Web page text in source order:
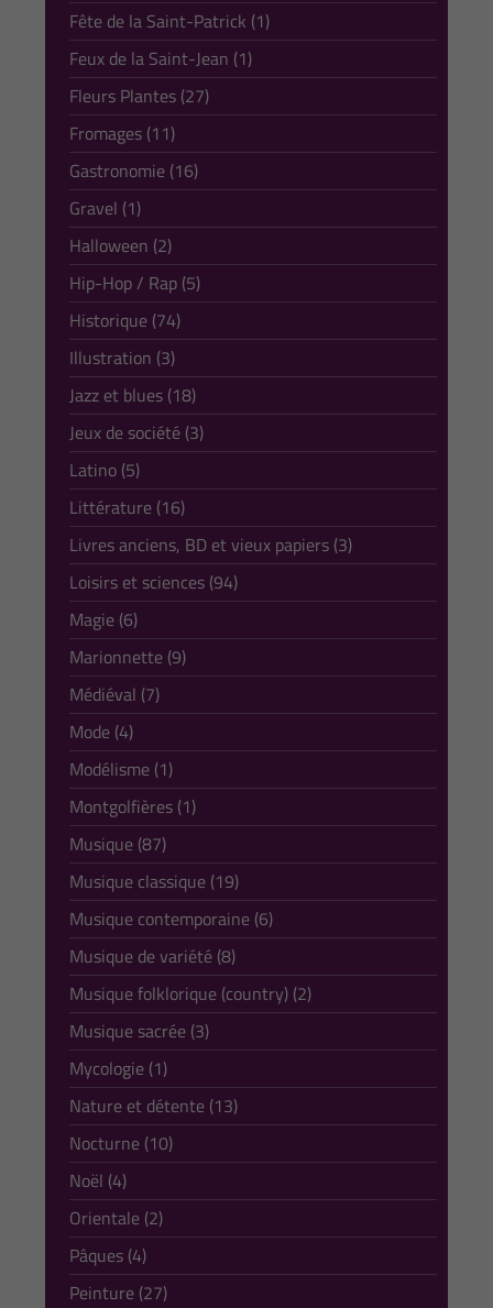
Fête de la Saint-Patrick (1)
Feux de la Saint-Jean (1)
Fleurs Plantes (27)
Fromages (11)
Gastronomie (16)
Gravel (1)
Halloween (2)
Hip-Hop / Rap (5)
Historique (74)
Illustration (3)
Jazz et blues (18)
Jeux de société (3)
Latino (5)
Littérature (16)
Livres anciens, BD et vieux papiers (3)
Loisirs et sciences (94)
Magie (6)
Marionnette (9)
Médiéval (7)
Mode (4)
Modélisme (1)
Montgolfières (1)
Musique (87)
Musique classique (19)
Musique contemporaine (6)
Musique de variété (8)
Musique folklorique (country) (2)
Musique sacrée (3)
Mycologie (1)
Nature et détente (13)
Nocturne (10)
Noël (4)
Orientale (2)
Pâques (4)
Peinture (27)